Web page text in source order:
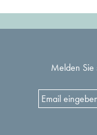
Melden Sie